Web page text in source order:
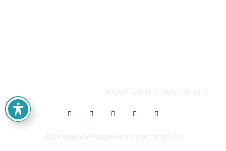
הצהרת נגישות מדיניות הפרטיות
כל הזכויות שמורות © סאקסס ייעוץ עסקי 2026